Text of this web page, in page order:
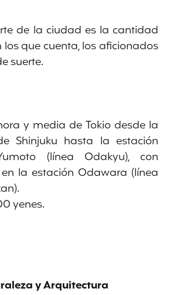
de la ciudad es la cantidad
que cuenta, los aficionados
suerte.
y media de Tokio desde la
Shinjuku hasta la estación
(línea Odakyu), con
la estación Odawara (línea
yenes.
y Arquitectura